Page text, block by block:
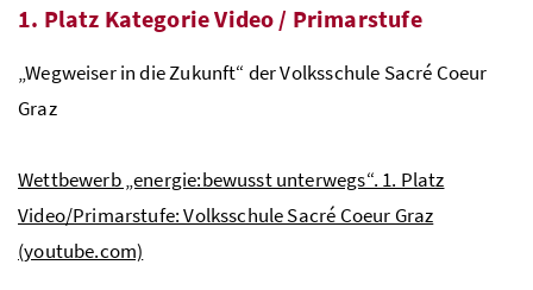
1. Platz Kategorie Video / Primarstufe
„Wegweiser in die Zukunft“ der Volksschule Sacré Coeur
Graz
Wettbewerb „energie:bewusst unterwegs“. 1. Platz
Video/Primarstufe: Volksschule Sacré Coeur Graz
(youtube.com)